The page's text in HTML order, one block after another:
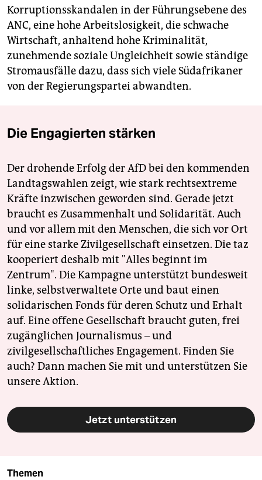
Korruptionsskandalen in der Führungsebene des
ANC, eine hohe Arbeitslosigkeit, die schwache
Wirtschaft, anhaltend hohe Kriminalität,
zunehmende soziale Ungleichheit sowie ständige
Stromausfälle dazu, dass sich viele Südafrikaner
von der Regierungspartei abwandten.
Die Engagierten stärken
Der drohende Erfolg der AfD bei den kommenden
Landtagswahlen zeigt, wie stark rechtsextreme
Kräfte inzwischen geworden sind. Gerade jetzt
braucht es Zusammenhalt und Solidarität. Auch
und vor allem mit den Menschen, die sich vor Ort
für eine starke Zivilgesellschaft einsetzen. Die taz
kooperiert deshalb mit "Alles beginnt im
Zentrum". Die Kampagne unterstützt bundesweit
linke, selbstverwaltete Orte und baut einen
solidarischen Fonds für deren Schutz und Erhalt
auf. Eine offene Gesellschaft braucht guten, frei
zugänglichen Journalismus – und
zivilgesellschaftliches Engagement. Finden Sie
auch? Dann machen Sie mit und unterstützen Sie
unsere Aktion.
Jetzt unterstützen
Themen